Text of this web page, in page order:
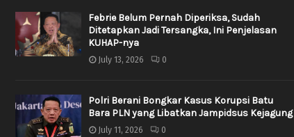
Febrie Belum Pernah Diperiksa, Sudah
Ditetapkan Jadi Tersangka, Ini Penjelasan
KUHAP-nya
July 13, 2026 0
Polri Berani Bongkar Kasus Korupsi Batu
Bara PLN yang Libatkan Jampidsus Kejagung
July 11, 2026 0